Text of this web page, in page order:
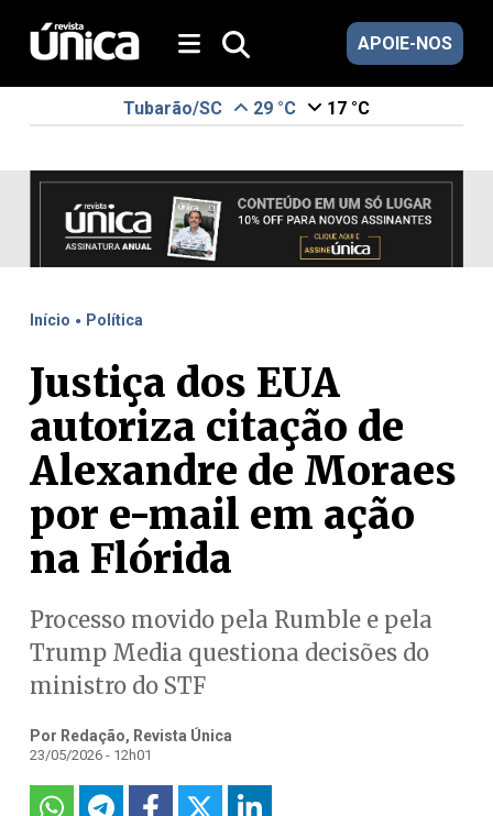
APOIE-NOS
Tubarão/SC 29 °C 17 °C
Início . Política
Justiça dos EUA
autoriza citação de
Alexandre de Moraes
por e-mail em ação
na Flórida
Processo movido pela Rumble e pela
Trump Media questiona decisões do
ministro do STF
Por Redação, Revista Única
23/05/2026 - 12h01